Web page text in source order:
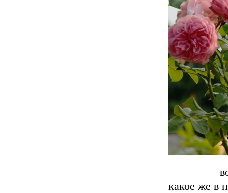
какое же в